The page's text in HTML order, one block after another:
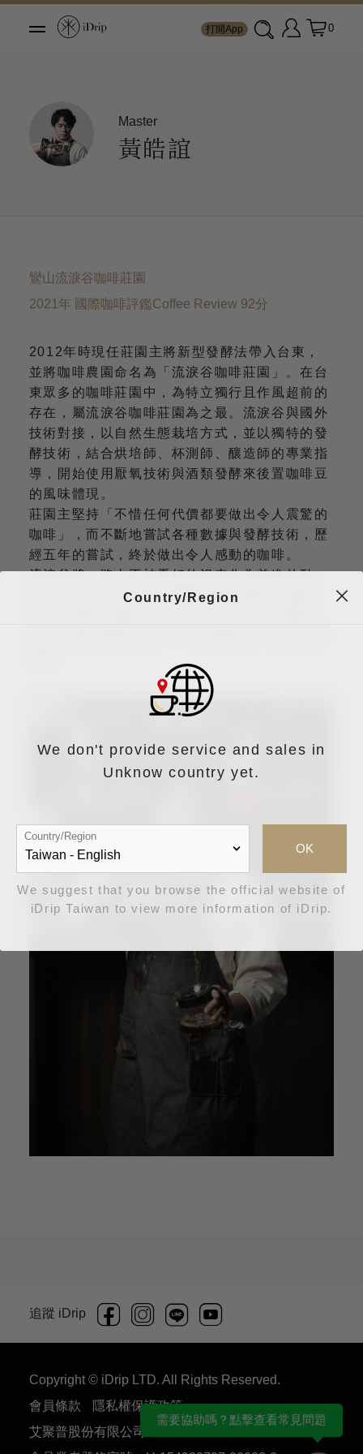
打開App 0
Master
黃皓誼
鸞山流淚谷咖啡莊園
2021年 國際咖啡評鑑Coffee Review 92分
2012年時現任莊園主將新型發酵法帶入台東，
並將咖啡農園命名為「流淚谷咖啡莊園」。在台
東眾多的咖啡莊園中，為特立獨行且作風超前的
存在，屬流淚谷咖啡莊園為之最。流淚谷與國外
技術對接，以自然生態栽培方式，並以獨特的發
酵技術，結合烘培師、杯測師、釀造師的專業指
導，開始使用厭氧技術與酒類發酵來後置咖啡豆
的風味體現。
莊園主堅持「不惜任何代價都要做出令人震驚的
咖啡」，而不斷地嘗試各種數據與發酵技術，歷
經五年的嘗試，終於做出令人感動的咖啡。
流淚谷將一路上不被看好的沮喪化為前進的動
力，因為前面的付出，醞釀出咖啡風味的底蘊，
需要協助嗎？點擊查看常見問題
追蹤 iDrip
Copyright © iDrip LTD. All Rights Reserved.
會員條款
隱私權保護政策
艾聚普股份有限公司 54930707
Country/Region
We don't provide service and sales in
Unknow country yet.
Country/Region
OK
We suggest that you browse the official website of
iDrip Taiwan to view more information of iDrip.